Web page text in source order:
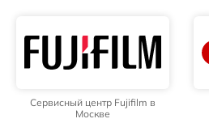
Сервисный центр Fujifilm в
Москве